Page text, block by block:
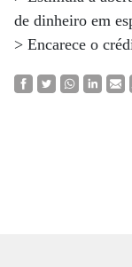
de dinheiro em
> Encarece o